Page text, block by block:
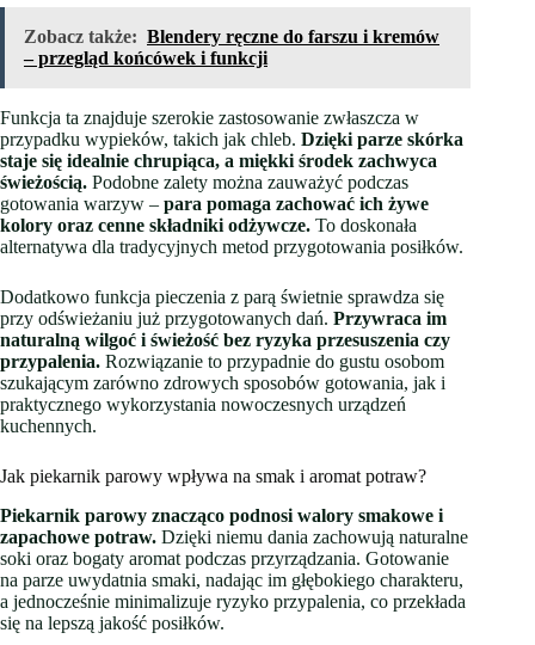
Zobacz także: Blendery ręczne do farszu i kremów
– przegląd końcówek i funkcji
Funkcja ta znajduje szerokie zastosowanie zwłaszcza w
przypadku wypieków, takich jak chleb. Dzięki parze skórka
staje się idealnie chrupiąca, a miękki środek zachwyca
świeżością. Podobne zalety można zauważyć podczas
gotowania warzyw – para pomaga zachować ich żywe
kolory oraz cenne składniki odżywcze. To doskonała
alternatywa dla tradycyjnych metod przygotowania posiłków.
Dodatkowo funkcja pieczenia z parą świetnie sprawdza się
przy odświeżaniu już przygotowanych dań. Przywraca im
naturalną wilgoć i świeżość bez ryzyka przesuszenia czy
przypalenia. Rozwiązanie to przypadnie do gustu osobom
szukającym zarówno zdrowych sposobów gotowania, jak i
praktycznego wykorzystania nowoczesnych urządzeń
kuchennych.
Jak piekarnik parowy wpływa na smak i aromat potraw?
Piekarnik parowy znacząco podnosi walory smakowe i
zapachowe potraw. Dzięki niemu dania zachowują naturalne
soki oraz bogaty aromat podczas przyrządzania. Gotowanie
na parze uwydatnia smaki, nadając im głębokiego charakteru,
a jednocześnie minimalizuje ryzyko przypalenia, co przekłada
się na lepszą jakość posiłków.